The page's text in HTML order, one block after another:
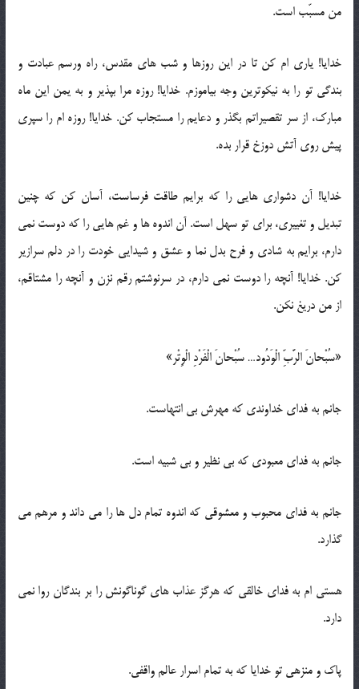
من مسبّب است.
خدایا! یاری ام کن تا در این روزها و شب های مقدس، راه ورسم عبادت و
بندگی تو را به نیکوترین وجه بیاموزم. خدایا! روزه مرا بپذیر و به یمن این ماه
مبارک، از سر تقصیراتم بگذر و دعایم را مستجاب کن. خدایا! روزه ام را سپری
پیش روی آتش دوزخ قرار بده.
خدایا! آن دشواری هایی را که برایم طاقت فرساست، آسان کن که چنین
تبدیل و تغییری، برای تو سهل است. آن اندوه ها و غم هایی را که دوست نمی
دارم، برایم به شادی و فرح بدل نما و عشق و شیدایی خودت را در دلم سرازیر
کن. خدایا! آنچه را دوست نمی دارم، در سرنوشتم رقم نزن و آنچه را مشتاقم،
از من دریغ نکن.
«سُبْحانَ الرَّبِّ الْوَدُود… سُبْحانَ الْفَرْدِ الْوِتْر»
جانم به فدای خداوندی که مهرش بی انتهاست.
جانم به فدای معبودی که بی نظیر و بی شبیه است.
جانم به فدای محبوب و معشوقی که اندوه تمام دل ها را می داند و مرهم می
گذارد.
هستی ام به فدای خالقی که هرگز عذاب های گوناگونش را بر بندگان روا نمی
دارد.
پاک و منزهی تو خدایا که به تمام اسرار عالم واقفی.